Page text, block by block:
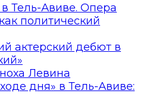
Тель-Авиве. Опера
политический
актерский дебют в
Левина
дня» в Тель-Авиве: